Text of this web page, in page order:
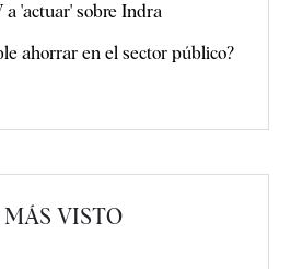
a 'actuar' sobre Indra
ahorrar en el sector público?
VISTO